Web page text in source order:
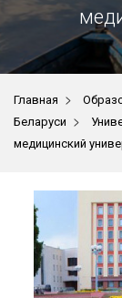
Главная >
Беларуси >
медицинский